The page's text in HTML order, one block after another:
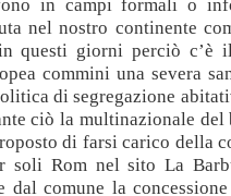
in campi formali o
nel nostro continente
questi giorni perciò c’è
commini una severa
di segregazione
ciò la multinazionale
di farsi carico della
soli Rom nel sito La
dal comune la